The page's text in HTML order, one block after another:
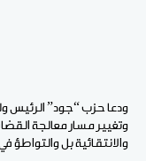
ودعا حزب “جود” الرئيس
وتغيير مسار معالجة
والانتقائية بل والتواطؤ